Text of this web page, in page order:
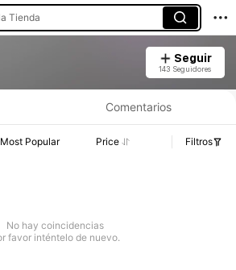
Tienda
Seguir
143 Seguidores
Comentarios
Most Popular Price Filtros
No hay coincidencias
favor inténtelo de nuevo.